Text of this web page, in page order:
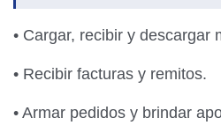
• Cargar, recibir y descargar
• Recibir facturas y remitos.
• Armar pedidos y brindar